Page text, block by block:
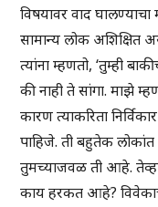
विषयावर वाद
सामान्य लोक अशिक्षित
त्यांना म्हणतो, ‘तुम्ही
की नाही ते सांगा. माझे
कारण त्याकरिता
पाहिजे. ती बहुतेक
तुमच्याजवळ ती आहे. तेव्हा
काय हरकत आहे?